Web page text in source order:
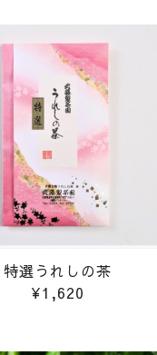
特選うれしの茶
¥1,620